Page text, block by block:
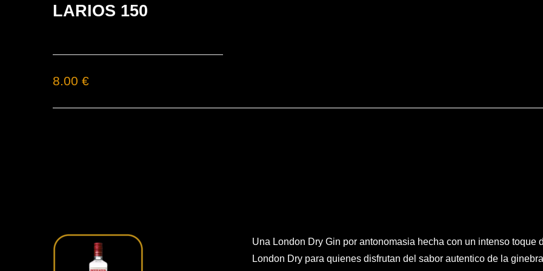
LARIOS 150
8.00 €
Una London Dry Gin por antonomasia hecha con un intenso toque
London Dry para quienes disfrutan del sabor autentico de la